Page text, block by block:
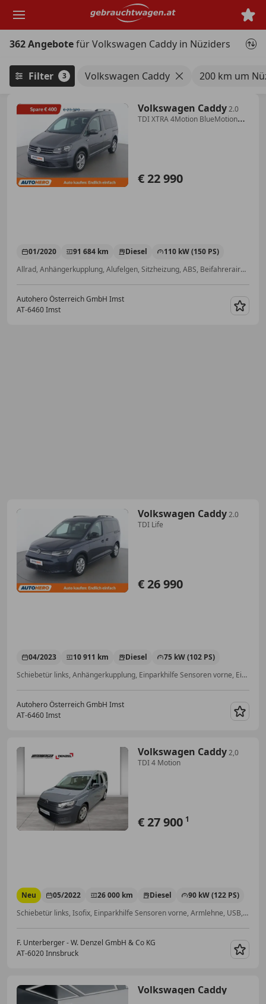
Hauptinhalt
362 Angebotefür Volkswagen Caddy in Nüziders
Filter 3 Volkswagen Caddy 200 km um
Volkswagen Caddy2.0
TDI XTRA 4Motion BlueMotion
€ 22 990
01/2020 91 684 km Diesel
110 kW (150 PS)
Allrad, Anhängerkupplung, Alufelgen, Sitzheizung, ABS, Beifahrerairbag, Seitenairbag, Navigationssystem
Autohero Österreich GmbH Imst
AT-6460 Imst
Volkswagen Caddy2.0
TDI Life
€ 26 990
04/2023 10 911 km Diesel
75 kW (102 PS)
Schiebetür links, Anhängerkupplung, Einparkhilfe Sensoren vorne, Einparkhilfe Sensoren hinten, LED-Scheinwerfer, Tempomat, Alufelgen, Apple CarPlay
Autohero Österreich GmbH Imst
AT-6460 Imst
Volkswagen Caddy2,0
TDI 4 Motion
€ 27 900 1
Neu 05/2022 26 000 km Diesel
90 kW (122 PS)
Schiebetür links, Isofix, Einparkhilfe Sensoren vorne, Armlehne, USB, Abstandstempomat, Tempomat, ESP
F. Unterberger - W. Denzel GmbH & Co KG
AT-6020 Innsbruck
Volkswagen Caddy